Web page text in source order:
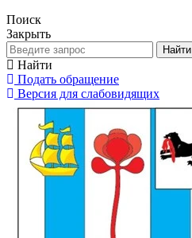
Поиск
Закрыть
Найти
Найти
Подать обращение
Версия для слабовидящих